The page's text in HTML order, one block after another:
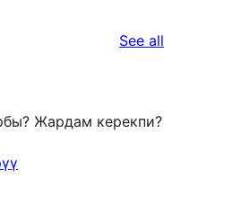
See all
Жардам керекпи?